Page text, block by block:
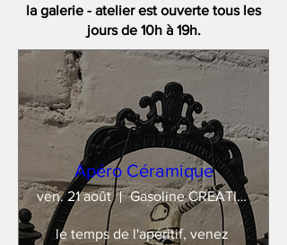
la galerie - atelier est ouverte tous les
jours de 10h à 19h.
Apéro Céramique
ven. 21 août Gasoline CREATION
le temps de l'apéritif, venez